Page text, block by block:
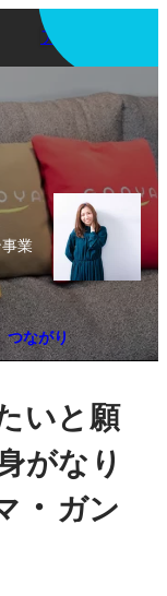
アプリを使う
業
つながり
いと願
がなり
・ ガン